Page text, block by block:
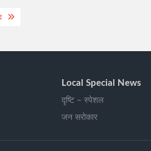
Local Special News
दृष्टि – स्पेशल
जन सरोकार